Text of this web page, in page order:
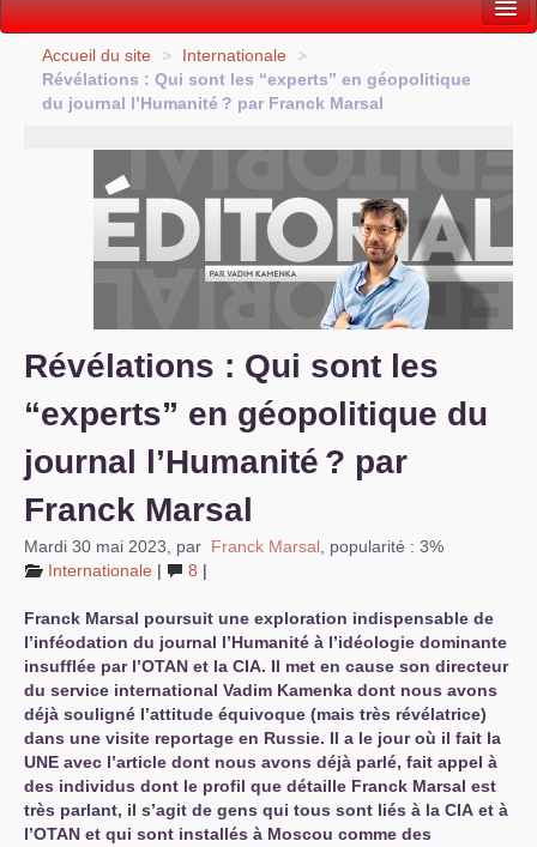
Vie politique
Lutter, Unir...
S’organiser
Comprendre...
Accueil du site > Internationale
>
Révélations : Qui sont les “experts” en géopolitique
du journal l’Humanité ? par Franck Marsal
Révélations : Qui sont les
“experts” en géopolitique du
journal l’Humanité ? par
Franck Marsal
Mardi 30 mai 2023 par Franck Marsal popularité : 3%
Internationale | 8 |
Franck Marsal poursuit une exploration indispensable de
l’inféodation du journal l’Humanité à l’idéologie dominante
insufflée par l’OTAN et la CIA. Il met en cause son directeur
du service international Vadim Kamenka dont nous avons
déjà souligné l’attitude équivoque (mais très révélatrice)
dans une visite reportage en Russie. Il a le jour où il fait la
UNE avec l’article dont nous avons déjà parlé, fait appel à
des individus dont le profil que détaille Franck Marsal est
très parlant, il s’agit de gens qui tous sont liés à la CIA et à
l’OTAN et qui sont installés à Moscou comme des